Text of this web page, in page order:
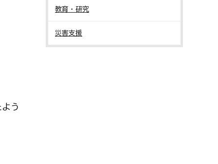
う
教育・研究
災害支援